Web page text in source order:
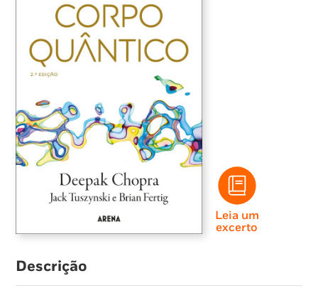
Leia um
excerto
Descrição